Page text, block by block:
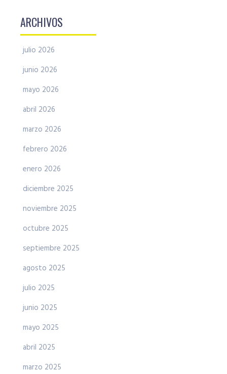
ARCHIVOS
julio 2026
junio 2026
mayo 2026
abril 2026
marzo 2026
febrero 2026
enero 2026
diciembre 2025
noviembre 2025
octubre 2025
septiembre 2025
agosto 2025
julio 2025
junio 2025
mayo 2025
abril 2025
marzo 2025